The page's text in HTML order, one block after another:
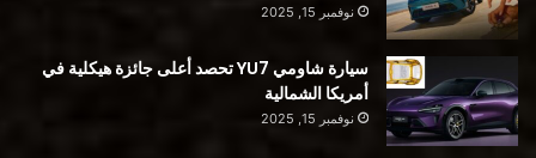
محتوى مدفوع
نوفمبر 15, 2025
سيارة شاومي YU7 تحصد أعلى جائزة هيكلية في
أمريكا الشمالية
نوفمبر 15, 2025